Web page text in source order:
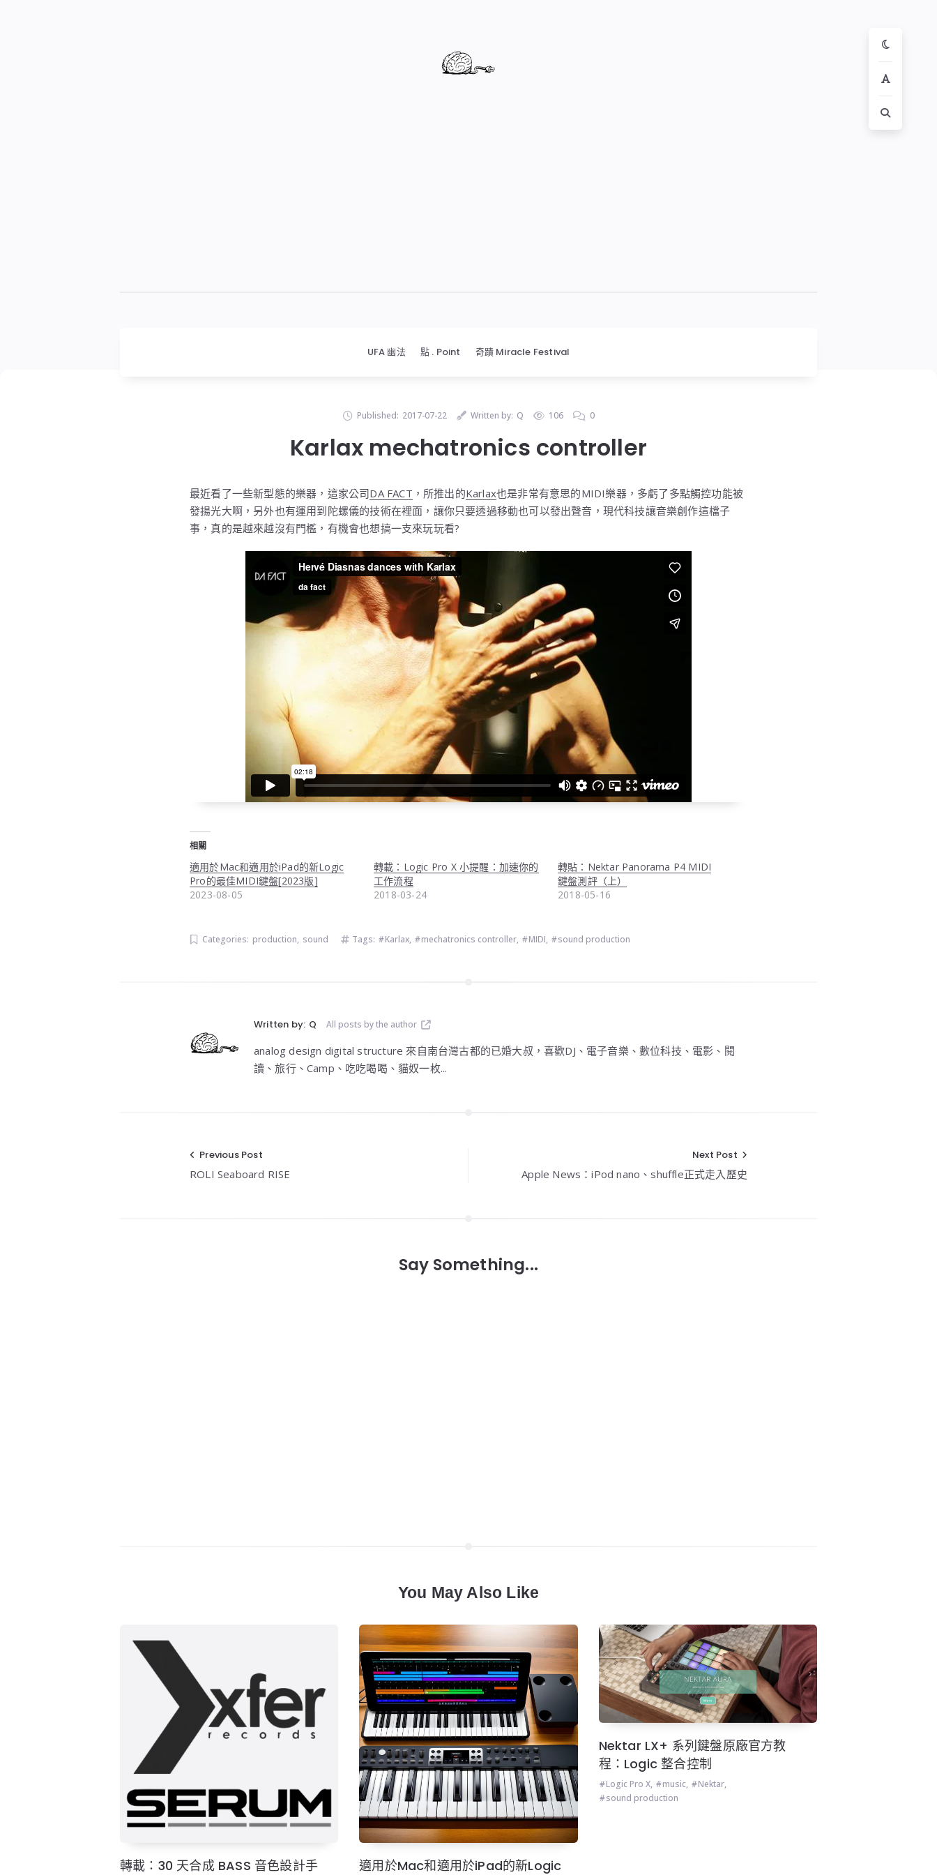
UFA 幽法 點 . Point 奇蹟 Miracle Festival
Published: 2017-07-22 Written by: Q 106 0
Karlax mechatronics controller
最近看了一些新型態的樂器，這家公司DA FACT ，所推出的Karlax也是非常有意思的MIDI樂器，多虧了多點觸控功能被
發揚光大啊，另外也有運用到陀螺儀的技術在裡面，讓你只要透過移動也可以發出聲音，現代科技讓音樂創作這檔子
事，真的是越來越沒有門檻，有機會也想搞一支來玩玩看?
相關
適用於Mac和適用於iPad的新Logic
Pro的最佳MIDI鍵盤[2023版]
2023-08-05
轉載：Logic Pro X 小提醒：加速你的
工作流程
2018-03-24
轉貼：Nektar Panorama P4 MIDI
鍵盤測評（上）
2018-05-16
Categories: production, sound Tags: Karlax, mechatronics controller, MIDI, sound production
Written by: Q All posts by the author
analog design digital structure 來自南台灣古都的已婚大叔，喜歡DJ、電子音樂、數位科技、電影、閱
讀、旅行、Camp、吃吃喝喝、貓奴一枚...
文
章
Previous Post
ROLI Seaboard RISE
Next Post
Apple News：iPod nano、shuffle正式走入歷史
Say Something...
You May Also Like
轉載：30 天合成 BASS 音色設計手 適用於Mac和適用於iPad的新Logic
Nektar LX+ 系列鍵盤原廠官方教
程：Logic 整合控制
Logic Pro X, music, Nektar,
sound production